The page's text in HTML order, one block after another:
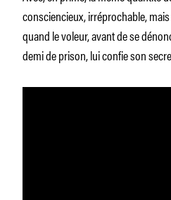
consciencieux, irréprochable,
quand le voleur, avant de se
demi de prison, lui confie son